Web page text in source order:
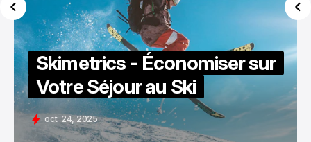
Skimetrics - Économiser sur
Votre Séjour au Ski
oct. 24, 2025